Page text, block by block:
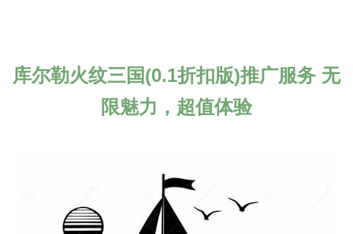
库尔勒火纹三国(0.1折扣版)推广服务 无
限魅力，超值体验